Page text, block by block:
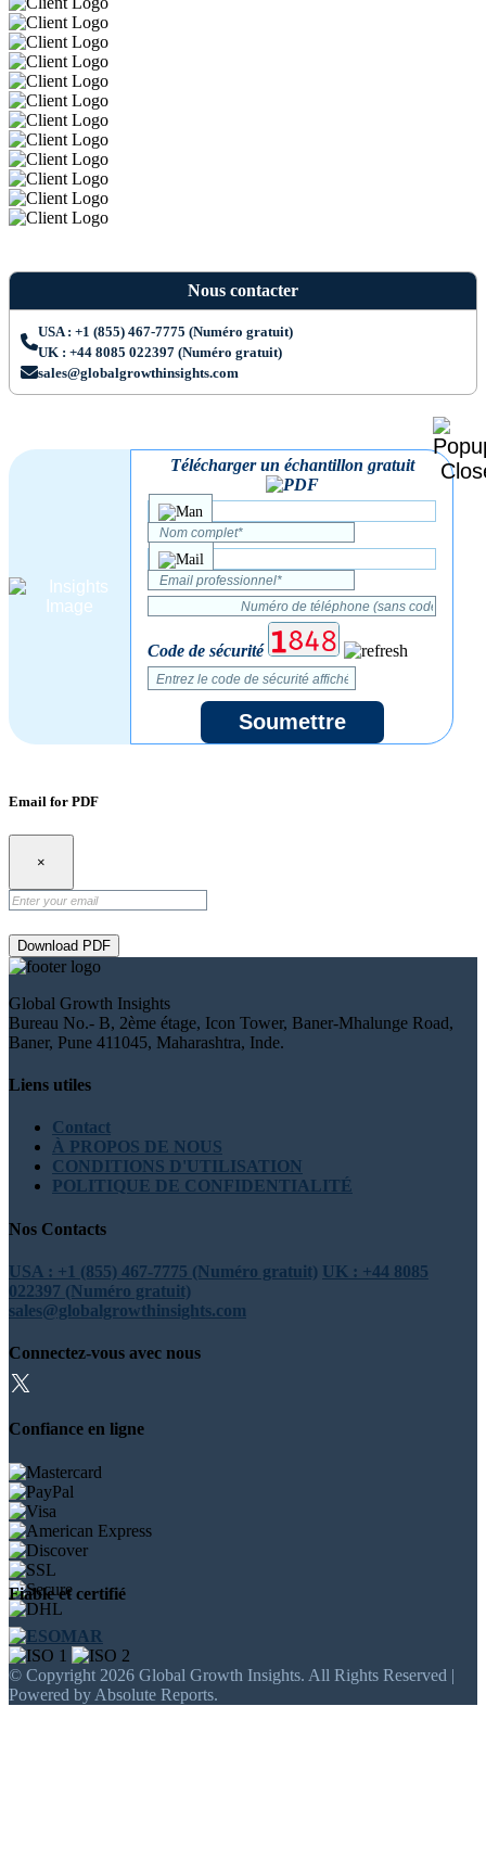
Nous contacter
USA : +1 (855) 467-7775 (Numéro gratuit)
UK : +44 8085 022397 (Numéro gratuit)
sales@globalgrowthinsights.com
Télécharger un échantillon gratuit
Code de sécurité
Soumettre
Email for PDF
×
Download PDF
Global Growth Insights
Bureau No.- B, 2ème étage, Icon Tower, Baner-Mhalunge Road,
Baner, Pune 411045, Maharashtra, Inde.
Liens utiles
Contact
À PROPOS DE NOUS
CONDITIONS D'UTILISATION
POLITIQUE DE CONFIDENTIALITÉ
Nos Contacts
USA : +1 (855) 467-7775 (Numéro gratuit) UK : +44 8085
022397 (Numéro gratuit)
sales@globalgrowthinsights.com
Connectez-vous avec nous
Confiance en ligne
Fiable et certifié
© Copyright 2026 Global Growth Insights. All Rights Reserved |
Powered by Absolute Reports.